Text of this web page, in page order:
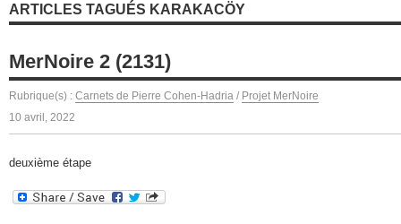
ARTICLES TAGUÉS KARAKACÖY
MerNoire 2 (2131)
Rubrique(s) : Carnets de Pierre Cohen-Hadria / Projet MerNoire
10 avril, 2022
deuxième étape